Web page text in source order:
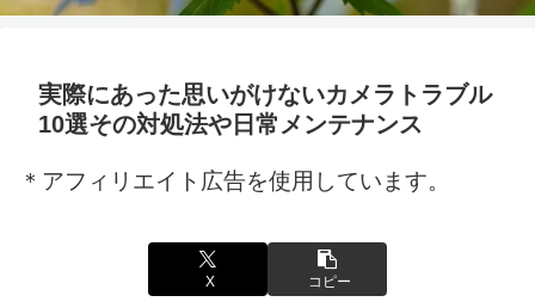
実際にあった思いがけないカメラトラブル
10選その対処法や日常メンテナンス
＊アフィリエイト広告を使用しています。
X コピー